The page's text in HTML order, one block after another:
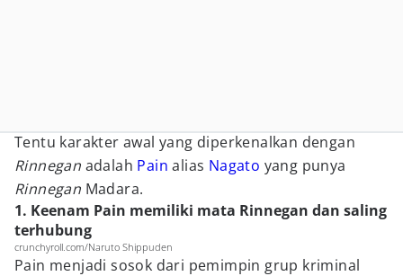
Tentu karakter awal yang diperkenalkan dengan
Rinnegan adalah Pain alias Nagato yang punya
Rinnegan Madara.
1. Keenam Pain memiliki mata Rinnegan dan saling
terhubung
crunchyroll.com/Naruto Shippuden
Pain menjadi sosok dari pemimpin grup kriminal